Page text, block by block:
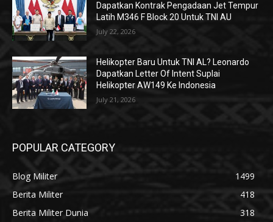
Dapatkan Kontrak Pengadaan Jet Tempur
Latih M346 F Block 20 Untuk TNI AU
July 22, 2026
Helikopter Baru Untuk TNI AL? Leonardo
Dapatkan Letter Of Intent Suplai
Helikopter AW149 Ke Indonesia
July 21, 2026
POPULAR CATEGORY
Blog Militer
1499
Berita Militer
418
Berita Militer Dunia
318